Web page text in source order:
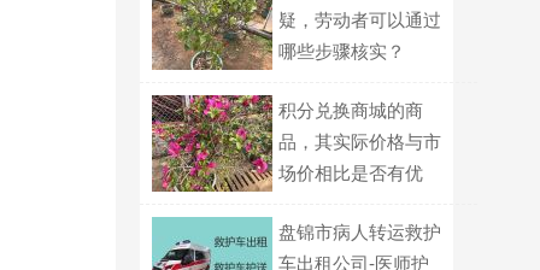
疑，劳动者可以通过
哪些步骤核实？
积分兑换商城的商
品，其实际价格与市
场价相比是否有优
盘锦市病人转运救护
车出租公司-医师护